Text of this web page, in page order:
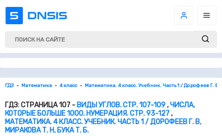
ГДЗ Математика 4 класс Математика. 4 класс. Учебник. Часть 1 / Дорофеев Г. В,
ГДЗ: СТРАНИЦА 107 - ВИДЫ УГЛОВ. СТР. 107-109,ЧИСЛА,
КОТОРЫЕ БОЛЬШЕ 1000. НУМЕРАЦИЯ. СТР. 93-127,
МАТЕМАТИКА. 4 КЛАСС. УЧЕБНИК. ЧАСТЬ 1 / ДОРОФЕЕВ Г. В,
МИРАКОВА Т. Н, БУКА Т. Б.